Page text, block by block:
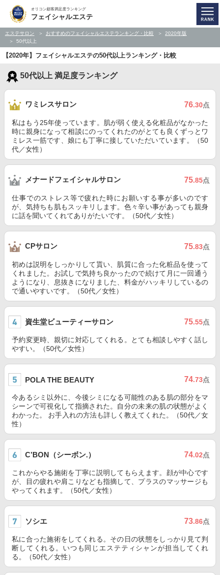
オリコン顧客満足度ランキング
フェイシャルエステ
エステサロン おすすめのフェイシャルエステランキング・比較
2020年版
50代以上
【2020年】フェイシャルエステの50代以上ランキング・比較
50代以上 満足度ランキング
ワミレスサロン 76.30点
私はもう25年使っています。肌が弱く使える化粧品がなかった
時に親身になって相談にのってくれたのがとても良くずっとワ
ミレス一筋です、娘にも丁寧に接していただいています。（50
代／女性）
メナードフェイシャルサロン 75.85点
仕事でのストレス等で疲れた時にお願いする事が多いのです
が、気持ちも肌もスッキリします。色々辛い事があっても親身
に話を聞いてくれてありがたいです。（50代／女性）
CPサロン 75.83点
初めは説明をしっかりして貰い、肌質に合った化粧品を使って
くれました。お試しで気持ち良かったので続けて月に一回通う
ようになり、息抜きになりました、料金がハッキリしているの
で通いやすいです。（50代／女性）
資生堂ビューティーサロン 75.55点
予約変更時、親切に対応してくれる。とても相談しやすく話し
やすい。（50代／女性）
POLA THE BEAUTY 74.73点
今あるシミ以外に、今後シミになる可能性のある肌の部分をマ
シーンで可視化して指摘された。自分の未来の肌の状態がよく
わかった。 お手入れの方法も詳しく教えてくれた。（50代／女
性）
C’BON（シーボン.） 74.02点
これからやる施術を丁寧に説明してもらえます。顔が中心です
が、目の疲れや肩こりなども指摘して、プラスのマッサージも
やってくれます。（50代／女性）
ソシエ 73.86点
私に合った施術をしてくれる。その日の状態をしっかり見て判
断してくれる。いつも同じエステティシャンが担当してくれ
る。（50代／女性）